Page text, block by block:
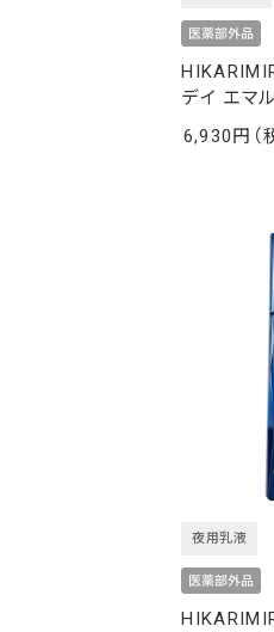
デイ エマ
6,930
夜用乳液